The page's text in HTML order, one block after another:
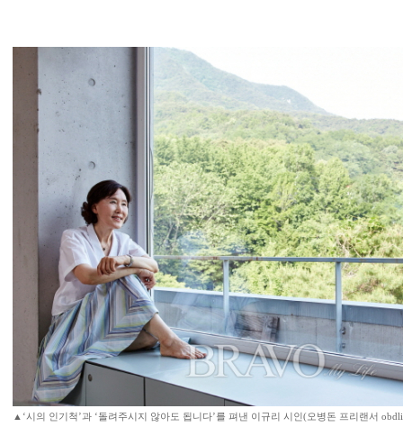
▲‘시의 인기척’과 ‘돌려주시지 않아도 됩니다’를 펴낸 이규리 시인(오병돈 프리랜서